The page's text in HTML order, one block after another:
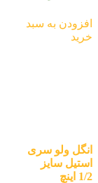
افزودن به سبد
خرید
انگل ولو سری
استیل سایز
1/2 اینچ